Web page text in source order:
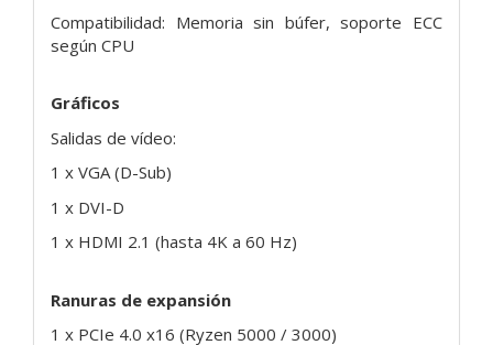
Compatibilidad: Memoria sin búfer, soporte ECC
según CPU
Gráficos
Salidas de vídeo:
1 x VGA (D-Sub)
1 x DVI-D
1 x HDMI 2.1 (hasta 4K a 60 Hz)
Ranuras de expansión
1 x PCIe 4.0 x16 (Ryzen 5000 / 3000)